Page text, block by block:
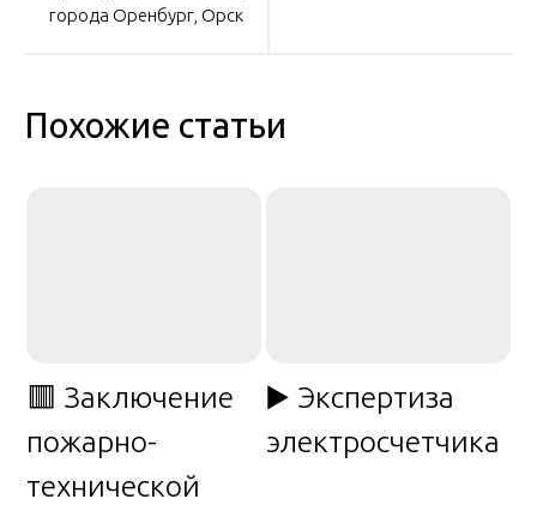
записям
города Оренбург, Орск
Похожие статьи
🟥 Заключение
пожарно-
технической
▶️ Экспертиза
электросчетчика